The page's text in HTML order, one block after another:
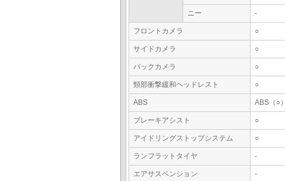
ニー -
フロントカメラ ○
サイドカメラ ○
バックカメラ ○
頸部衝撃緩和ヘッドレスト ○
ABS ABS（○）
ブレーキアシスト ○
アイドリングストップシステム ○
ランフラットタイヤ -
エアサスペンション -